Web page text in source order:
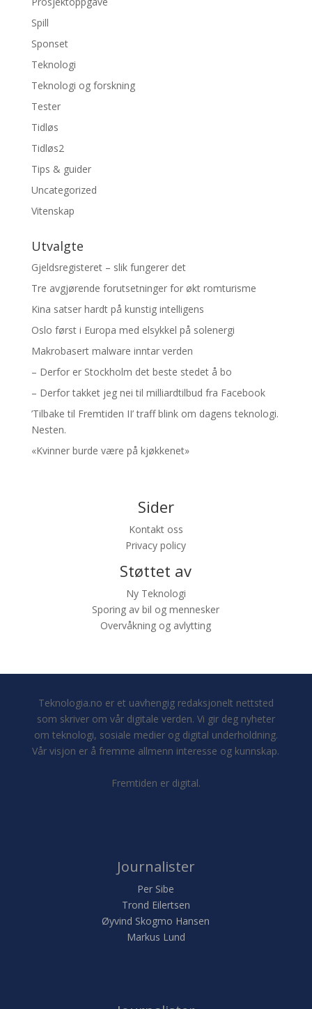
Spill
Sponset
Teknologi
Teknologi og forskning
Tester
Tidløs
Tidløs2
Tips & guider
Uncategorized
Vitenskap
Utvalgte
Gjeldsregisteret – slik fungerer det
Tre avgjørende forutsetninger for økt romturisme
Kina satser hardt på kunstig intelligens
Oslo først i Europa med elsykkel på solenergi
Makrobasert malware inntar verden
– Derfor er Stockholm det beste stedet å bo
– Derfor takket jeg nei til milliardtilbud fra Facebook
’Tilbake til Fremtiden II’ traff blink om dagens teknologi.
Nesten.
«Kvinner burde være på kjøkkenet»
Sider
Kontakt oss
Privacy policy
Støttet av
Ny Teknologi
Sporing av bil og mennesker
Overvåkning og avlytting
Teknologia.no er et uavhengig redaksjonelt nettsted
som skriver om vår digitale verden. Vi gir deg nyheter
om teknologi, sosiale medier og digital underholdning.
Vår visjon er å fremme allmenn interesse og kunnskap.
Fremtiden er digital.
Journalister
Per Sibe
Trond Eilertsen
Øyvind Skogmo Hansen
Markus Lund